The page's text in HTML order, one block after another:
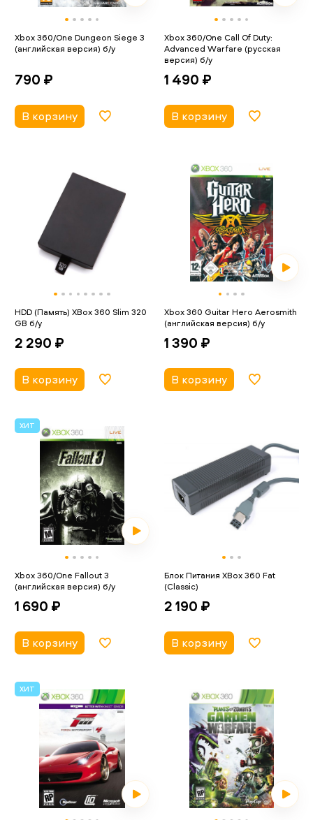
Xbox 360/One Dungeon Siege 3
(английская версия) б/у
790 ₽
В корзину
Xbox 360/One Call Of Duty:
Advanced Warfare (русская
версия) б/у
1 490 ₽
В корзину
HDD (Память) XBox 360 Slim 320
GB б/у
2 290 ₽
В корзину
Xbox 360 Guitar Hero Aerosmith
(английская версия) б/у
1 390 ₽
В корзину
ХИТ
Xbox 360/One Fallout 3
(английская версия) б/у
1 690 ₽
В корзину
Блок Питания XBox 360 Fat
(Classic)
2 190 ₽
В корзину
ХИТ